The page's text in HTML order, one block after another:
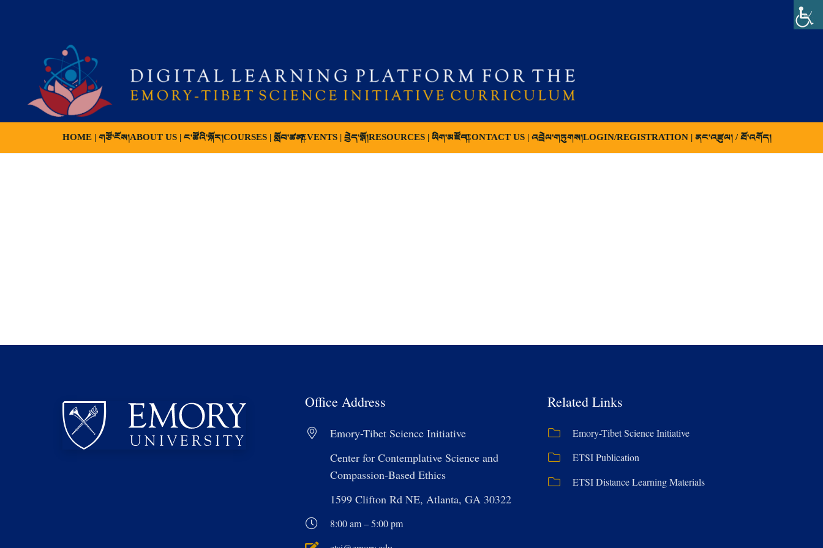
HOME | གཙོ་ངོས།ABOUT US | ང་ཚོའི་སྐོར།COURSES | སློབ་ཚན།EVENTS | བྱེད་སྒོ།RESOURCES | ཡིག་མཛོད།CONTACT US | འབྲེལ་གཏུགས།LOGIN/REGISTRATION | ནང་འཛུལ། / ཐོ་འགོད།
Office Address
Emory-Tibet Science Initiative
Center for Contemplative Science and
Compassion-Based Ethics
1599 Clifton Rd NE, Atlanta, GA 30322
8:00 am – 5:00 pm
Related Links
Emory-Tibet Science Initiative
ETSI Publication
ETSI Distance Learning Materials